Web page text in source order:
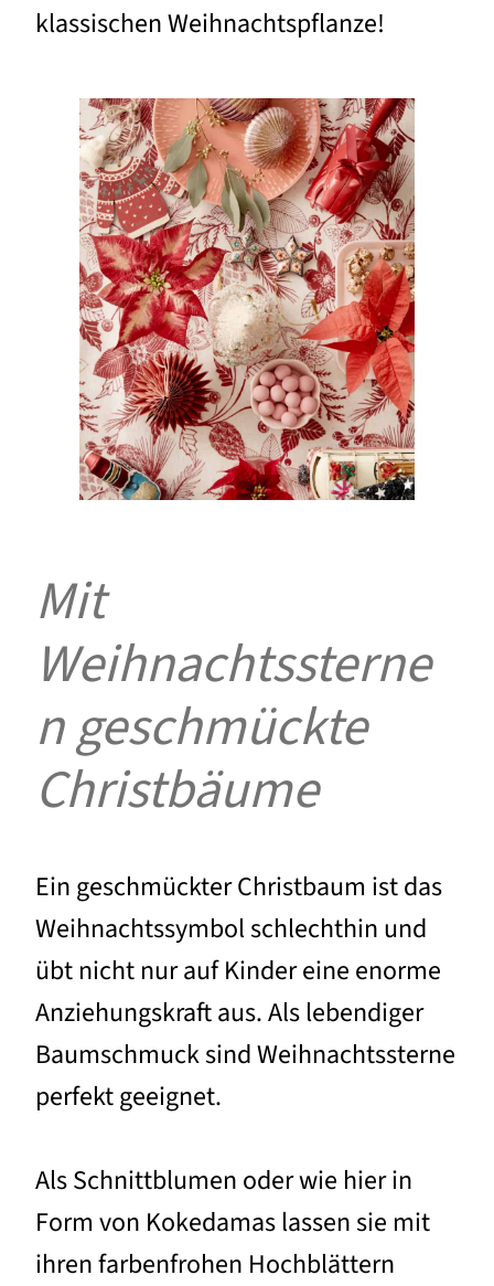
klassischen Weihnachtspflanze!
Mit
Weihnachtssterne
n geschmückte
Christbäume
Ein geschmückter Christbaum ist das
Weihnachtssymbol schlechthin und
übt nicht nur auf Kinder eine enorme
Anziehungskraft aus. Als lebendiger
Baumschmuck sind Weihnachtssterne
perfekt geeignet.
Als Schnittblumen oder wie hier in
Form von Kokedamas lassen sie mit
ihren farbenfrohen Hochblättern